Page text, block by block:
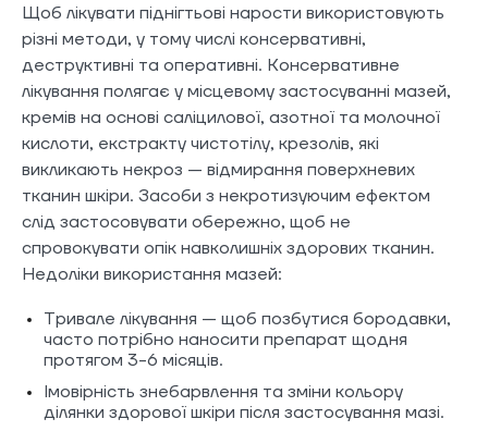
Щоб лікувати піднігтьові нарости використовують
різні методи, у тому числі консервативні,
деструктивні та оперативні. Консервативне
лікування полягає у місцевому застосуванні мазей,
кремів на основі саліцилової, азотної та молочної
кислоти, екстракту чистотілу, крезолів, які
викликають некроз — відмирання поверхневих
тканин шкіри. Засоби з некротизуючим ефектом
слід застосовувати обережно, щоб не
спровокувати опік навколишніх здорових тканин.
Недоліки використання мазей:
Тривале лікування — щоб позбутися бородавки,
часто потрібно наносити препарат щодня
протягом 3-6 місяців.
Імовірність знебарвлення та зміни кольору
ділянки здорової шкіри після застосування мазі.